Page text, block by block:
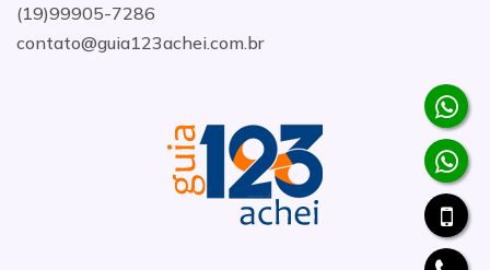
(19)99905-7286
contato@guia123achei.com.br